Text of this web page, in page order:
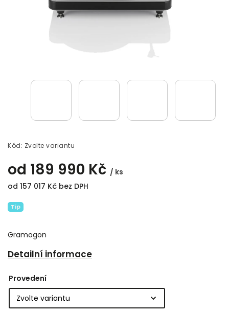
Kód: Zvolte variantu
od 189 990 Kč / ks
od 157 017 Kč bez DPH
Gramogon
Detailní informace
Tip
Provedení